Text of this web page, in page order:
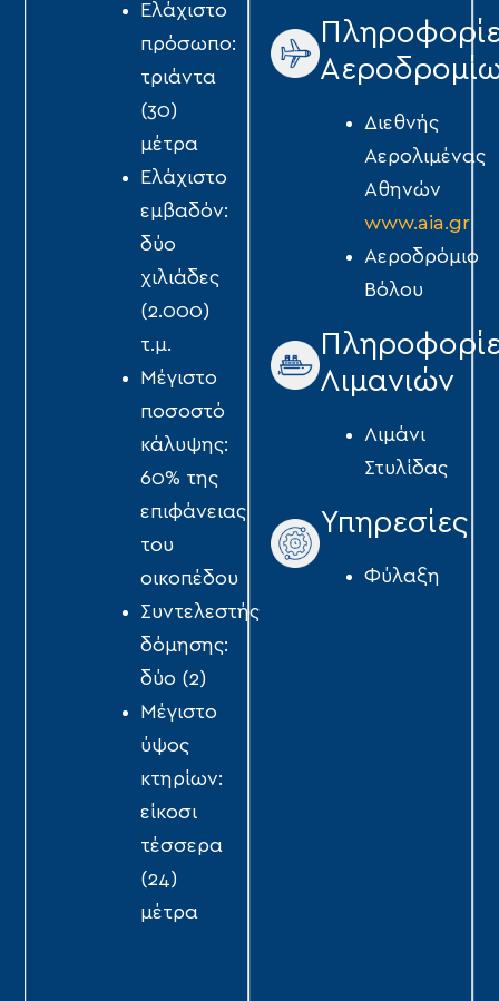
Ελάχιστο
πρόσωπο:
τριάντα
(30)
µέτρα
Ελάχιστο
εµβαδόν:
δύο
χιλιάδες
(2.000)
τ.µ.
Μέγιστο
ποσοστό
κάλυψης:
60% της
επιφάνειας
του
οικοπέδου
Συντελεστής
δόµησης:
δύο (2)
Μέγιστο
ύψος
κτηρίων:
είκοσι
τέσσερα
(24)
μέτρα
Διεθνής
Αερολιμένας
Αθηνών
www.aia.gr
Αεροδρόμιο
Βόλου
Λιμανιών
Λιμάνι
Στυλίδας
Υπηρεσίες
Φύλαξη